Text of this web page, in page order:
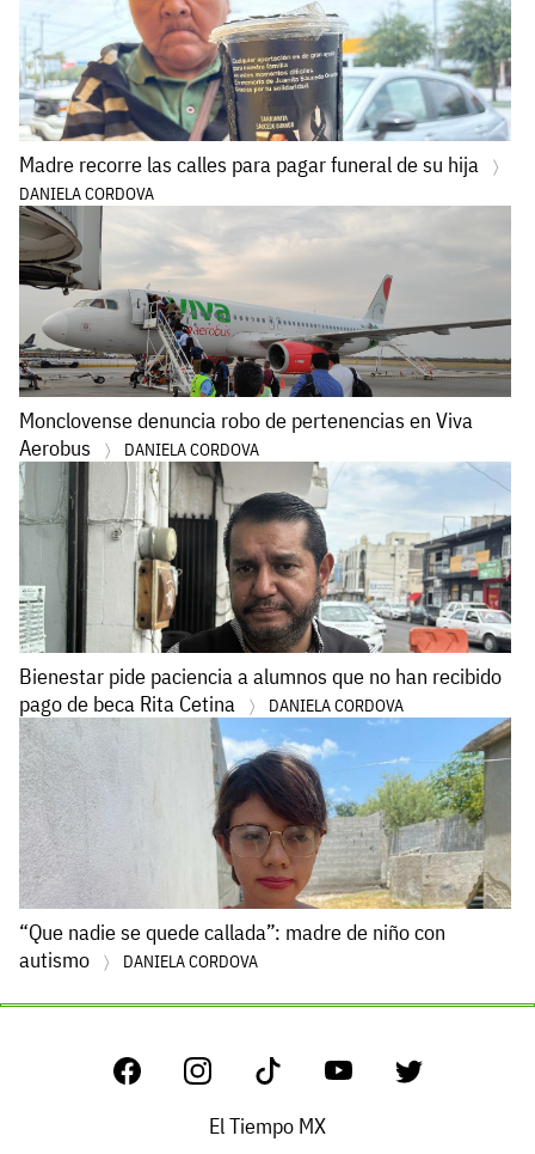
Madre recorre las calles para pagar funeral de su hija
DANIELA CORDOVA
Monclovense denuncia robo de pertenencias en Viva
Aerobus
DANIELA CORDOVA
Bienestar pide paciencia a alumnos que no han recibido
pago de beca Rita Cetina
DANIELA CORDOVA
“Que nadie se quede callada”: madre de niño con
autismo
DANIELA CORDOVA
El Tiempo MX